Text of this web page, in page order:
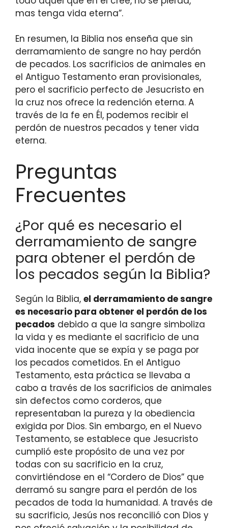
mas tenga vida eterna”.
En resumen, la Biblia nos enseña que sin
derramamiento de sangre no hay perdón
de pecados. Los sacrificios de animales en
el Antiguo Testamento eran provisionales,
pero el sacrificio perfecto de Jesucristo en
la cruz nos ofrece la redención eterna. A
través de la fe en Él, podemos recibir el
perdón de nuestros pecados y tener vida
eterna.
Preguntas
Frecuentes
¿Por qué es necesario el
derramamiento de sangre
para obtener el perdón de
los pecados según la Biblia?
Según la Biblia, el derramamiento de sangre
es necesario para obtener el perdón de los
pecados debido a que la sangre simboliza
la vida y es mediante el sacrificio de una
vida inocente que se expía y se paga por
los pecados cometidos. En el Antiguo
Testamento, esta práctica se llevaba a
cabo a través de los sacrificios de animales
sin defectos como corderos, que
representaban la pureza y la obediencia
exigida por Dios. Sin embargo, en el Nuevo
Testamento, se establece que Jesucristo
cumplió este propósito de una vez por
todas con su sacrificio en la cruz,
convirtiéndose en el “Cordero de Dios” que
derramó su sangre para el perdón de los
pecados de toda la humanidad. A través de
su sacrificio, Jesús nos reconcilió con Dios y